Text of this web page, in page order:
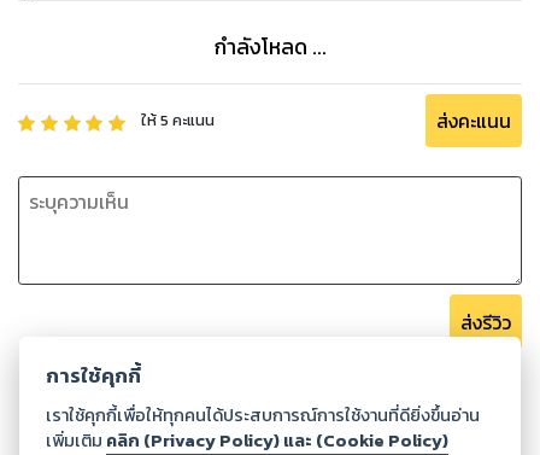
กำลังโหลด ...
ให้5 คะแนน ส่งคะแนน
ส่งรีวิว
การใช้คุกกี้
เราใช้คุกกี้เพื่อให้ทุกคนได้ประสบการณ์การใช้งานที่ดียิ่งขึ้นอ่าน
เพิ่มเติม คลิก (Privacy Policy) และ (Cookie Policy)